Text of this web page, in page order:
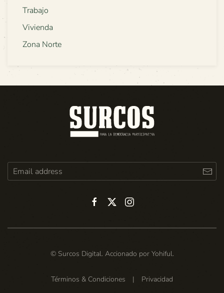
Trabajo
Vivienda
Zona Norte
© Surcos Digital. Accionado por Yohiful.
Términos & Condiciones | Privacidad